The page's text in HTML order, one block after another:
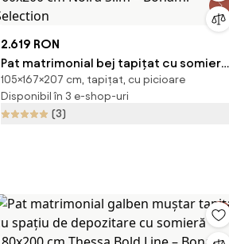
2.619 RON
Pat matrimonial bej tapițat cu somieră
160x200 cm Noira Slim – Bonami
Selection
105×167×207 cm, tapițat, cu picioare
Disponibil în 3 e-shop-uri
(3)